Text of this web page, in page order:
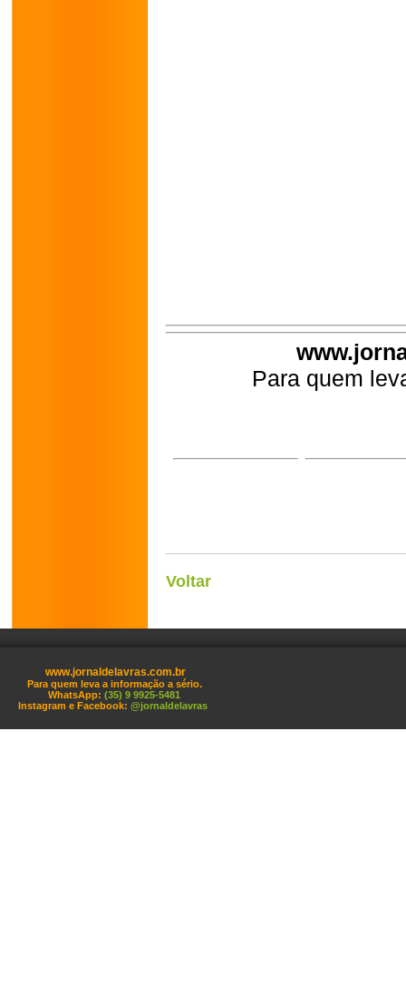
Para quem
Voltar
www.jornaldelavras.com.br
Para quem leva a informação a sério.
WhatsApp: (35) 9 9925-5481
Instagram e Facebook: @jornaldelavras